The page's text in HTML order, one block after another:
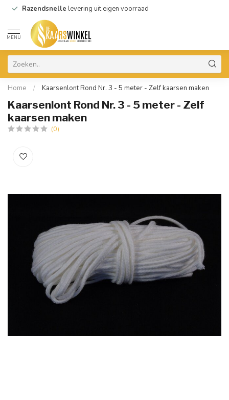
Razendsnelle levering uit eigen voorraad
MENU
Home / Kaarsenlont Rond Nr. 3 - 5 meter - Zelf kaarsen maken
Kaarsenlont Rond Nr. 3 - 5 meter - Zelf
kaarsen maken
(0)